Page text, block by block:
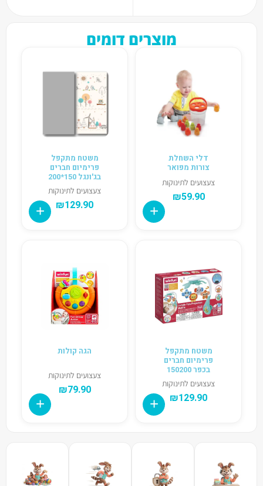
מוצרים דומים
דלי השחלת
צורות מפואר
צעצועים לתינוקות
₪59.90
משטח מתקפל
פרימיום חברים
בג'ונגל 150*200
צעצועים לתינוקות
₪129.90
משטח מתקפל
פרימיום חברים
בכפר 150200
צעצועים לתינוקות
₪129.90
הגה קולות
צעצועים לתינוקות
₪79.90